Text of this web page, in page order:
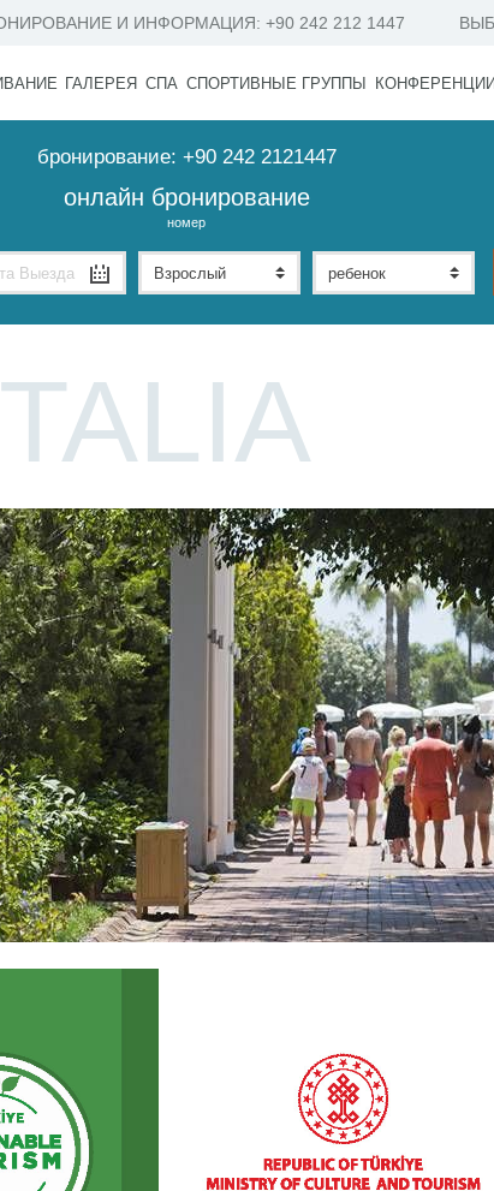
И ИНФОРМАЦИЯ: +90 242 212 1447
ГАЛЕРЕЯ СПА СПОРТИВНЫЕ ГРУППЫ КОНФЕРЕНЦИИ
бронирование: +90 242 2121447
онлайн бронирование
номер